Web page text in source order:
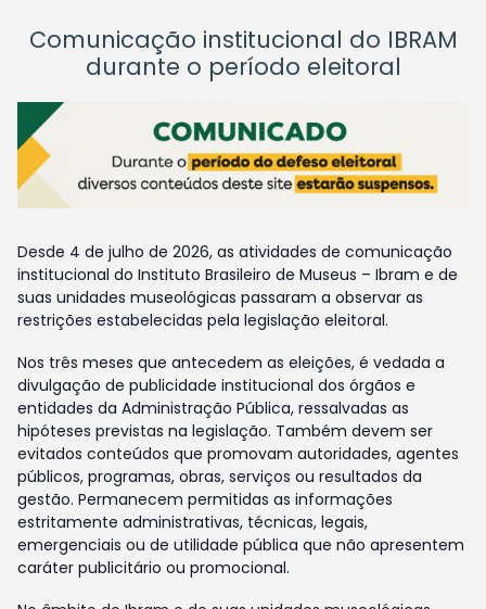
Comunicação institucional do IBRAM
durante o período eleitoral
Desde 4 de julho de 2026, as atividades de comunicação
institucional do Instituto Brasileiro de Museus – Ibram e de
suas unidades museológicas passaram a observar as
restrições estabelecidas pela legislação eleitoral.
Nos três meses que antecedem as eleições, é vedada a
divulgação de publicidade institucional dos órgãos e
entidades da Administração Pública, ressalvadas as
hipóteses previstas na legislação. Também devem ser
evitados conteúdos que promovam autoridades, agentes
públicos, programas, obras, serviços ou resultados da
gestão. Permanecem permitidas as informações
estritamente administrativas, técnicas, legais,
emergenciais ou de utilidade pública que não apresentem
caráter publicitário ou promocional.